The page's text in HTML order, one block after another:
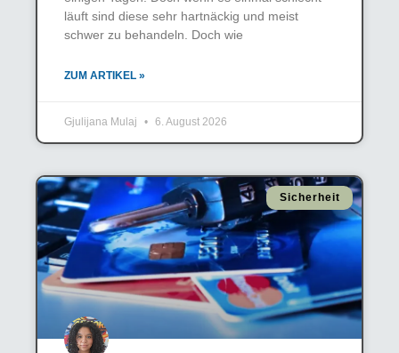
läuft sind diese sehr hartnäckig und meist
schwer zu behandeln. Doch wie
ZUM ARTIKEL »
Gjulijana Mulaj 6. August 2026
Sicherheit